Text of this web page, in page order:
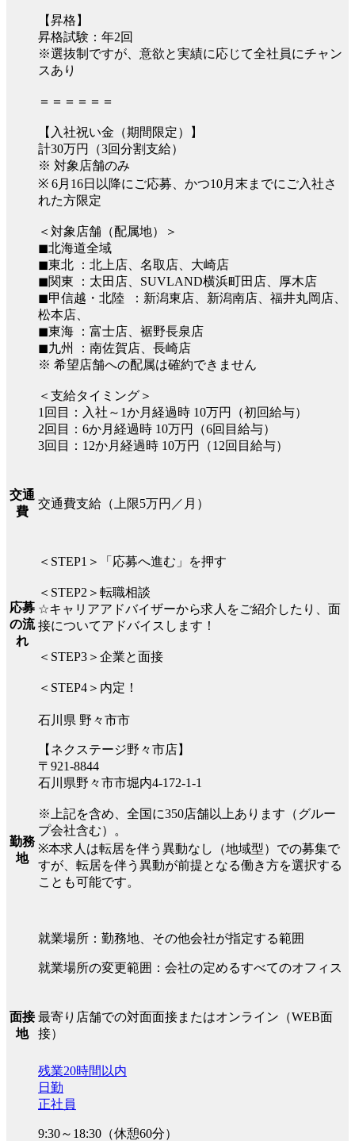
【昇格】
昇格試験：年2回
※選抜制ですが、意欲と実績に応じて全社員にチャン
スあり
＝＝＝＝＝＝
【入社祝い金（期間限定）】
計30万円（3回分割支給）
※ 対象店舗のみ
※ 6月16日以降にご応募、かつ10月末までにご入社さ
れた方限定
＜対象店舗（配属地）＞
◼︎北海道全域
◼︎東北 ：北上店、名取店、大崎店
◼︎関東 ：太田店、SUVLAND横浜町田店、厚木店
◼︎甲信越・北陸 ：新潟東店、新潟南店、福井丸岡店、
松本店、
◼︎東海 ：富士店、裾野長泉店
◼︎九州 ：南佐賀店、長崎店
※ 希望店舗への配属は確約できません
＜支給タイミング＞
1回目：入社～1か月経過時 10万円（初回給与）
2回目：6か月経過時 10万円（6回目給与）
3回目：12か月経過時 10万円（12回目給与）
交通
費
交通費支給（上限5万円／月）
応募
の流
れ
＜STEP1＞「応募へ進む」を押す
＜STEP2＞転職相談
☆キャリアアドバイザーから求人をご紹介したり、面
接についてアドバイスします！
＜STEP3＞企業と面接
＜STEP4＞内定！
勤務
地
石川県 野々市市
【ネクステージ野々市店】
〒921-8844
石川県野々市市堀内4-172-1-1
※上記を含め、全国に350店舗以上あります（グルー
プ会社含む）。
※本求人は転居を伴う異動なし（地域型）での募集で
すが、転居を伴う異動が前提となる働き方を選択する
ことも可能です。
就業場所：勤務地、その他会社が指定する範囲
就業場所の変更範囲：会社の定めるすべてのオフィス
面接
地
最寄り店舗での対面面接またはオンライン（WEB面
接）
残業20時間以内
日勤
正社員
9:30～18:30（休憩60分）